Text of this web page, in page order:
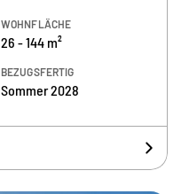
WOHNFLÄCHE
26 - 144 m²
BEZUGSFERTIG
Sommer 2028